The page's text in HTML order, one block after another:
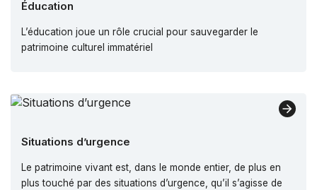
Éducation
L’éducation joue un rôle crucial pour sauvegarder le
patrimoine culturel immatériel
Situations d’urgence
Le patrimoine vivant est, dans le monde entier, de plus en
plus touché par des situations d’urgence, qu’il s’agisse de